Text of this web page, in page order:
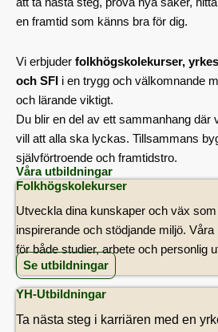
en framtid som känns bra för dig.
Vi erbjuder folkhögskolekurser,
och SFI i en trygg och välkomnande
och lärande viktigt.
Du blir en del av ett sammanhang där
vill att alla ska lyckas. Tillsammans
självförtroende och framtidstro.
Våra utbildningar
Folkhögskolekurser
Utveckla dina kunskaper och väx
inspirerande och stödjande miljö.
för både studier, arbete och personlig
Se utbildningar
YH-Utbildningar
Ta nästa steg i karriären med en